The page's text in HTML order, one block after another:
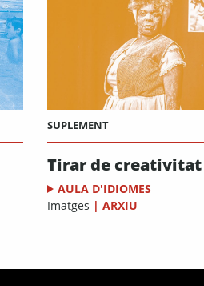
SUPLEMENT
Tirar de creativitat
AULA D'IDIOMES
Imatges | ARXIU